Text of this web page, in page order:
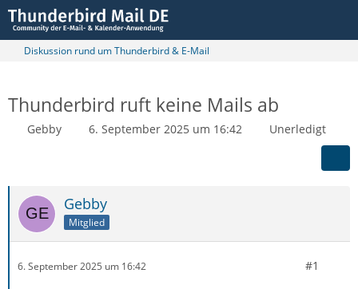
Diskussion rund um Thunderbird & E-Mail
Thunderbird ruft keine Mails ab
Gebby 6. September 2025 um 16:42 Unerledigt
Gebby
Mitglied
6. September 2025 um 16:42 #1